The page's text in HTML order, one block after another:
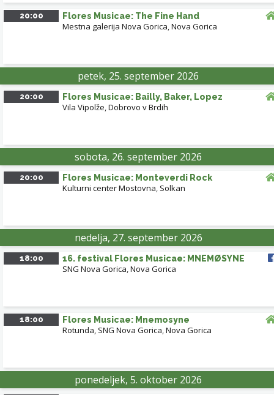
20:00 Flores Musicae: The Fine Hand
Mestna galerija Nova Gorica,Nova Gorica
petek, 25. september 2026
20:00 Flores Musicae: Bailly, Baker, Lopez
Vila Vipolže,Dobrovo v Brdih
sobota, 26. september 2026
20:00 Flores Musicae: Monteverdi Rock
Kulturni center Mostovna, Solkan
nedelja, 27. september 2026
18:00 16. festival Flores Musicae: MNEMØSYNE
SNG Nova Gorica,Nova Gorica
18:00 Flores Musicae: Mnemosyne
Rotunda, SNG Nova Gorica,Nova Gorica
ponedeljek, 5. oktober 2026